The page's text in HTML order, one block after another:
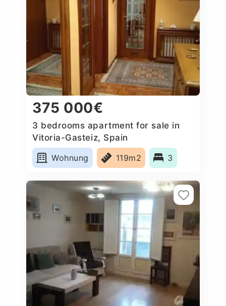
375 000€
3 bedrooms apartment for sale in
Vitoria-Gasteiz, Spain
Wohnung
119m2 3